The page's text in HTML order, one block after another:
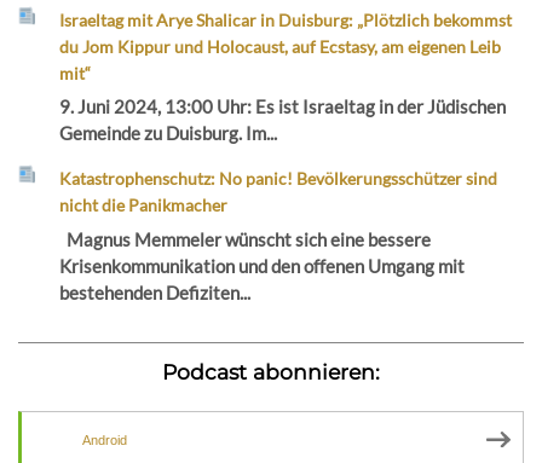
Israeltag mit Arye Shalicar in Duisburg: „Plötzlich bekommst
du Jom Kippur und Holocaust, auf Ecstasy, am eigenen Leib
mit“
9. Juni 2024, 13:00 Uhr: Es ist Israeltag in der Jüdischen
Gemeinde zu Duisburg. Im...
Katastrophenschutz: No panic! Bevölkerungsschützer sind
nicht die Panikmacher
Magnus Memmeler wünscht sich eine bessere
Krisenkommunikation und den offenen Umgang mit
bestehenden Defiziten...
Podcast abonnieren:
Android